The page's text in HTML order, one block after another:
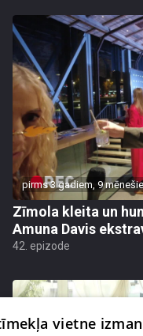
pirms 3 gadiem, 9
Zīmola kleita un
Amuna Davis
42. epizode
vietne